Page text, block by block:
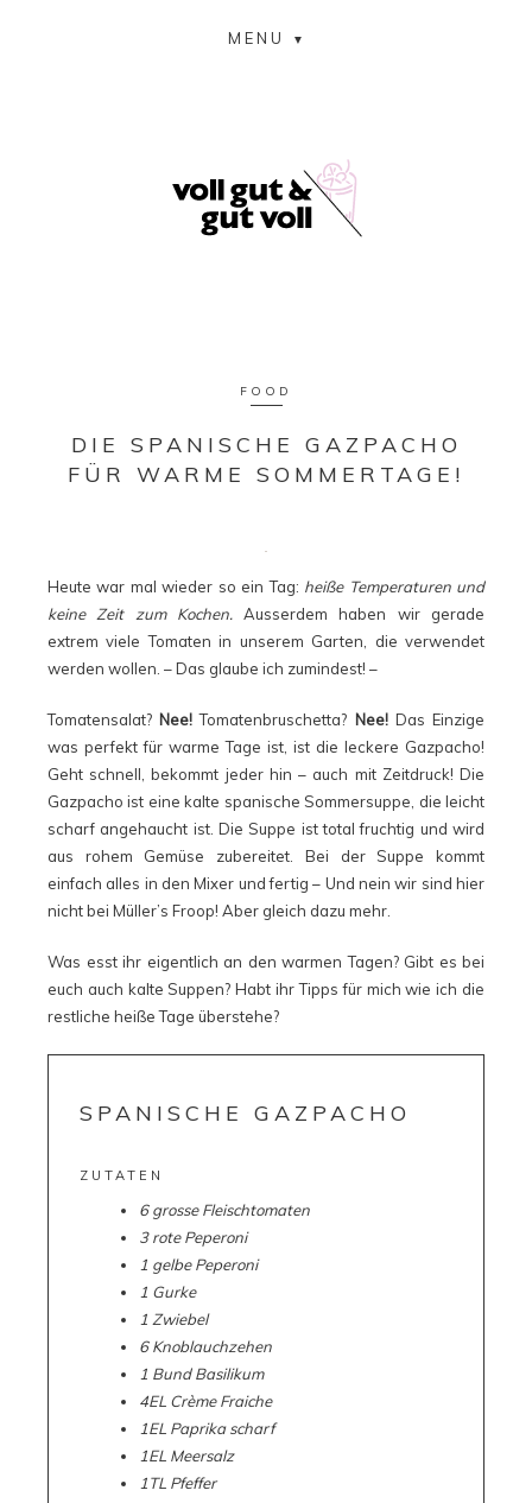
MENU
FOOD
DIE SPANISCHE GAZPACHO
FÜR WARME SOMMERTAGE!
Heute war mal wieder so ein Tag: heiße Temperaturen und
keine Zeit zum Kochen.Ausserdem haben wir gerade
extrem viele Tomaten in unserem Garten, die verwendet
werden wollen. – Das glaube ich zumindest! –
Tomatensalat? Nee! Tomatenbruschetta? Nee!Das Einzige
was perfekt für warme Tage ist, ist die leckere Gazpacho!
Geht schnell, bekommt jeder hin – auch mit Zeitdruck! Die
Gazpacho ist eine kalte spanische Sommersuppe, die leicht
scharf angehaucht ist. Die Suppe ist total fruchtig und wird
aus rohem Gemüse zubereitet. Bei der Suppe kommt
einfach alles in den Mixer und fertig – Und nein wir sind hier
nicht bei Müller’s Froop! Aber gleich dazu mehr.
Was esst ihr eigentlich an den warmen Tagen? Gibt es bei
euch auch kalte Suppen? Habt ihr Tipps für mich wie ich die
restliche heiße Tage überstehe?
SPANISCHE GAZPACHO
ZUTATEN
6 grosse Fleischtomaten
3 rote Peperoni
1 gelbe Peperoni
1 Gurke
1 Zwiebel
6 Knoblauchzehen
1 Bund Basilikum
4EL Crème Fraiche
1EL Paprika scharf
1EL Meersalz
1TL Pfeffer